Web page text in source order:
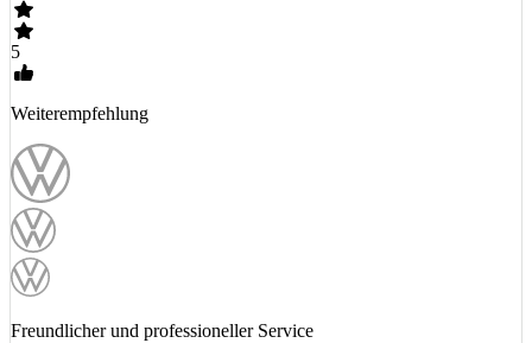
5
Weiterempfehlung
Freundlicher und professioneller Service